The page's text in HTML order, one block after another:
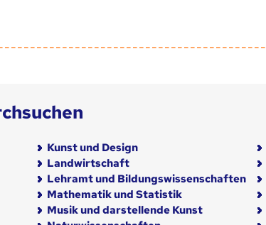
Kunst und Design
Landwirtschaft
Lehramt und Bildungswissenschaften
Mathematik und Statistik
Musik und darstellende Kunst